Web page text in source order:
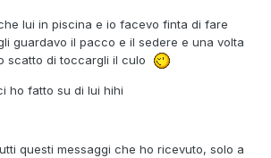
lui in piscina e io facevo finta di fare
guardavo il pacco e il sedere e una volta
scatto di toccargli il culo
ho fatto su di lui hihi
questi messaggi che ho ricevuto, solo a